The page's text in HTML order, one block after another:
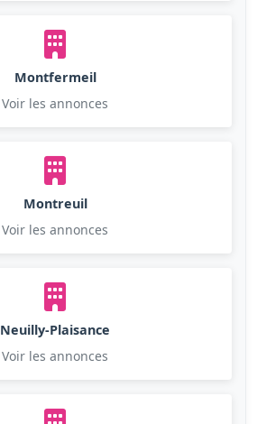
Montfermeil
Voir les annonces
Montreuil
Voir les annonces
Neuilly-Plaisance
Voir les annonces